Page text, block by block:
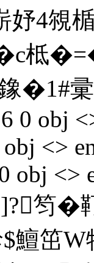
4覙
0 obj
<>
obj <>
]?笉
笜